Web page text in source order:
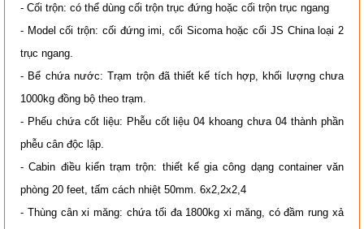
- Cối trộn: có thể dùng cối trộn trục đứng hoặc cối trộn trục ngang
- Model cối trộn: cối đứng imi, cối Sicoma hoặc cối JS China loại 2
trục ngang.
- Bể chứa nước: Trạm trộn đã thiết kế tích hợp, khối lượng chưa
1000kg đồng bộ theo trạm.
- Phếu chứa cốt liệu: Phễu cốt liệu 04 khoang chưa 04 thành phần
phễu cân độc lập.
- Cabin điều kiển trạm trộn: thiết kế gia công dạng container văn
phòng 20 feet, tấm cách nhiệt 50mm. 6x2,2x2,4
- Thùng cân xi măng: chứa tối đa 1800kg xi măng, có đầm rung xả